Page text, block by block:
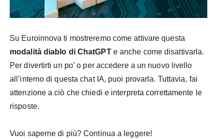
Su Euroinnova ti mostreremo come attivare questa
modalità diablo di ChatGPTe anche come disattivarla.
Per divertirti un po’ o per accedere a un nuovo livello
all’interno di questa chat IA, puoi provarla. Tuttavia, fai
attenzione a ciò che chiedi e interpreta correttamente le
risposte.
Vuoi saperne di più? Continua a leggere!